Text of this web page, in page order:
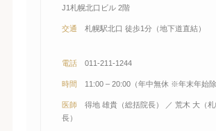
J1札幌北口ビル 2階
交通 札幌駅北口 徒歩1分（地下道直結）
電話 011-211-1244
時間 11:00 – 20:00（年中無休 ※年末年始除
医師
得地 雄貴（総括院長） ／ 荒木 大（
長）